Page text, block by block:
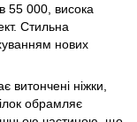
55 000, висока
Стильна
нових
витончені ніжки,
обрамляє